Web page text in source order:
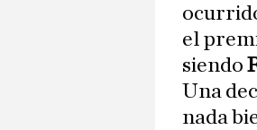
el
siendo
Una
nada